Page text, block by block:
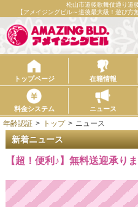
松山市道後歌舞伎通り道
【アメイジングビル～道後最大級！遊び方
トップページ 在籍情報
料金システム ニュース
年齢認証 トップ ニュース
新着ニュース
【超！便利♪】無料送迎承りま